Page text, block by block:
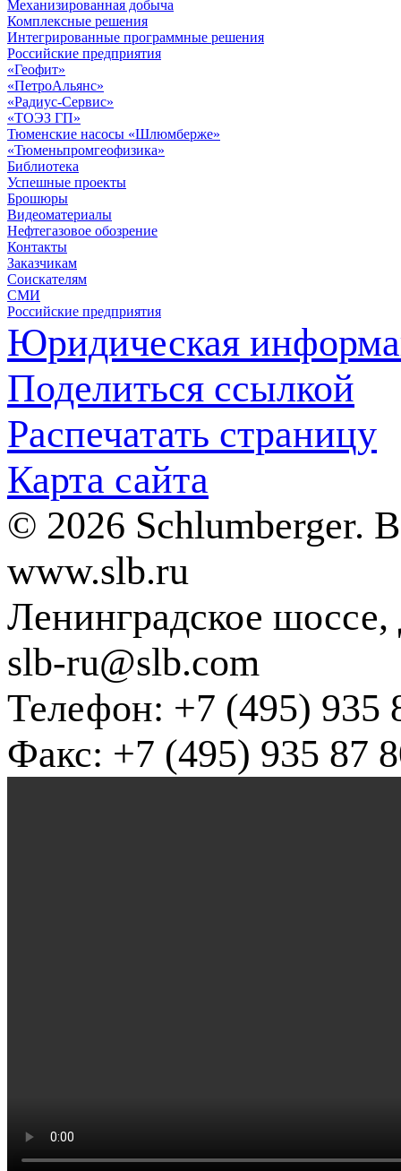
Механизированная добыча
Комплексные решения
Интегрированные программные решения
Российские предприятия
«Геофит»
«ПетроАльянс»
«Радиус-Сервис»
«ТОЭЗ ГП»
Тюменские насосы «Шлюмберже»
«Тюменьпромгеофизика»
Библиотека
Успешные проекты
Брошюры
Видеоматериалы
Нефтегазовое обозрение
Контакты
Заказчикам
Соискателям
СМИ
Российские предприятия
Юридическая
Поделиться ссылкой
Распечатать страницу
Карта сайта
© 2026 Schlumberger.
www.slb.ru
Ленинградское
slb-ru@slb.com
Телефон: +7 (495) 935
Факс: +7 (495) 935 87